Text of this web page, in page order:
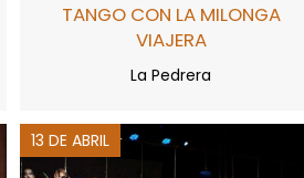
TANGO CON LA MILONGA
VIAJERA
La Pedrera
13 DE ABRIL